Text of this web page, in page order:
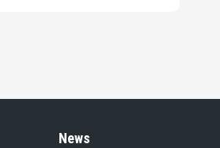
News